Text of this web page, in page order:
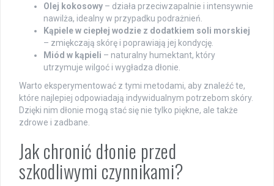
Olej kokosowy – działa przeciwzapalnie i intensywnie
nawilża, idealny w przypadku podrażnień.
Kąpiele w ciepłej wodzie z dodatkiem soli morskiej
– zmiękczają skórę i poprawiają jej kondycję.
Miód w kąpieli – naturalny humektant, który
utrzymuje wilgoć i wygładza dłonie.
Warto eksperymentować z tymi metodami, aby znaleźć te,
które najlepiej odpowiadają indywidualnym potrzebom skóry.
Dzięki nim dłonie mogą stać się nie tylko piękne, ale także
zdrowe i zadbane.
Jak chronić dłonie przed
szkodliwymi czynnikami?